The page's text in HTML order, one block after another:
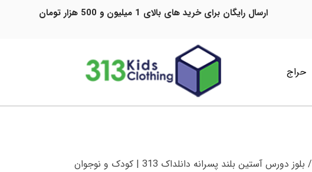
ارسال رایگان برای خرید های بالای 1 میلیون و 500 هزار تومان
حراج
/ بلوز دورس آستین بلند پسرانه دانلداک 313 | کودک و نوجوان